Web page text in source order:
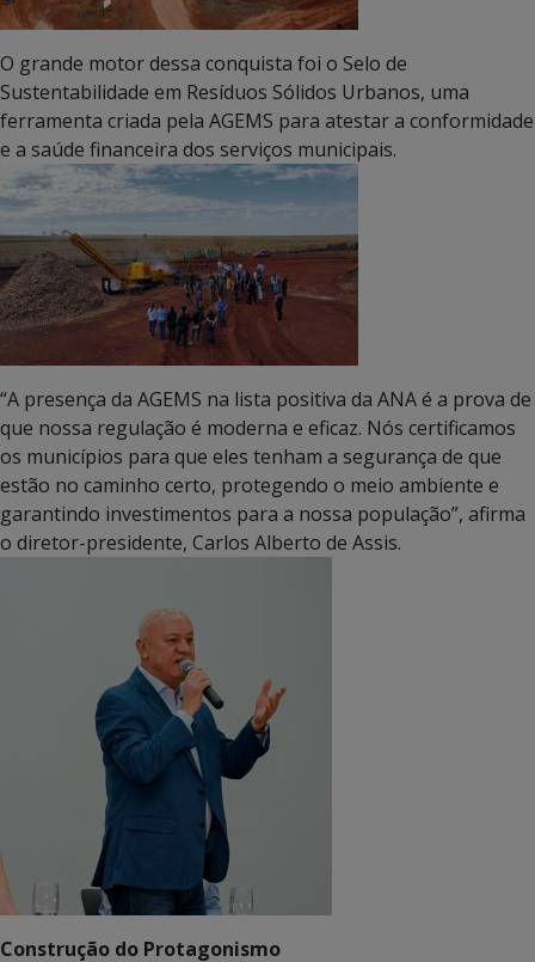
O grande motor dessa conquista foi o Selo de
Sustentabilidade em Resíduos Sólidos Urbanos, uma
ferramenta criada pela AGEMS para atestar a conformidade
e a saúde financeira dos serviços municipais.
“A presença da AGEMS na lista positiva da ANA é a prova de
que nossa regulação é moderna e eficaz. Nós certificamos
os municípios para que eles tenham a segurança de que
estão no caminho certo, protegendo o meio ambiente e
garantindo investimentos para a nossa população”, afirma
o diretor-presidente, Carlos Alberto de Assis.
Construção do Protagonismo